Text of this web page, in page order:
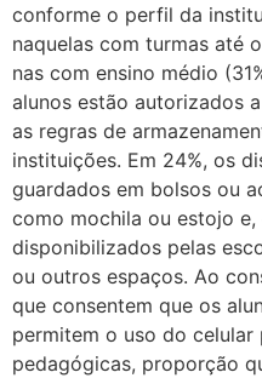
conforme o perfil da
naquelas com turmas até
nas com ensino médio
alunos estão autorizados
as regras de
instituições. Em 24%, os
guardados em bolsos ou
como mochila ou estojo e,
disponibilizados pelas
ou outros espaços. Ao
que consentem que os
permitem o uso do celular
pedagógicas, proporção